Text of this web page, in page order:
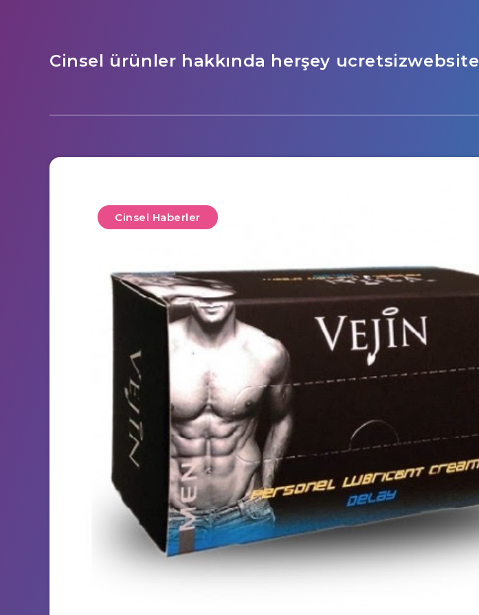
Cinsel ürünler hakkında herşey ucretsizwebsite
Cinsel Haberler